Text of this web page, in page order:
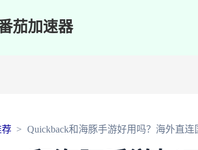
茄加速器
荐 Quickback和海豚手游好用吗？海外直